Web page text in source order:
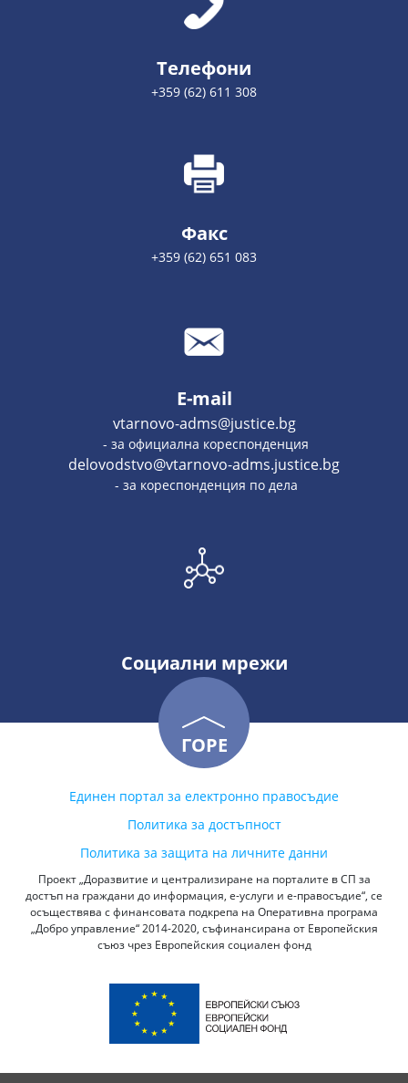
Телефони
+359 (62) 611 308
Факс
+359 (62) 651 083
E-mail
vtarnovo-adms@justice.bg
- за официална кореспонденция
delovodstvo@vtarnovo-adms.justice.bg
- за кореспонденция по дела
Социални мрежи
ГОРЕ
Единен портал за електронно правосъдие
Политика за достъпност
Политика за защита на личните данни
Проект „Доразвитие и централизиране на порталите в СП за
достъп на граждани до информация, е-услуги и е-правосъдие“, се
осъществява с финансовата подкрепа на Оперативна програма
„Добро управление“ 2014-2020, съфинансирана от Европейския
съюз чрез Европейския социален фонд